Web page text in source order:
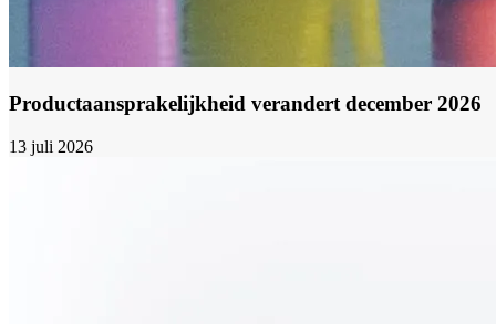
Productaansprakelijkheid verandert december 2026
13 juli 2026